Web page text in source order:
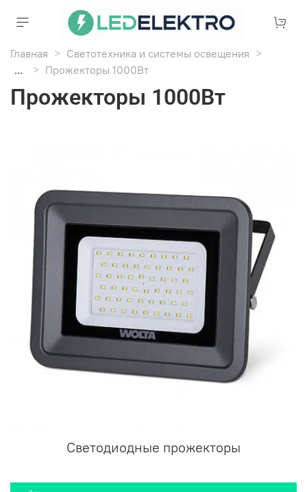
Главная
Светотехника и системы освещения
...
Прожекторы 1000Вт
Прожекторы 1000Вт
Светодиодные прожекторы